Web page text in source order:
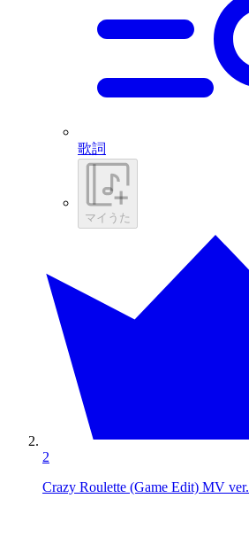
歌詞
マイうた
2
Crazy Roulette (Game Edit) MV ver.